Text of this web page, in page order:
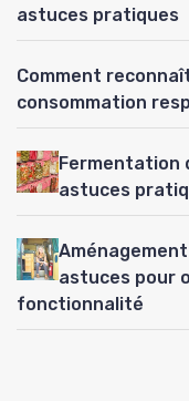
astuces pratiques
Comment
consommation
Fermentation
astuces
Aménagement
astuces pour
fonctionnalité